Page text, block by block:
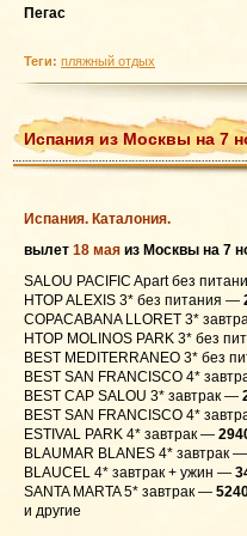
Пегас
Теги: пляжный отдых
Испания из Москвы на 7
Испания. Каталония.
вылет 18 мая из Москвы на 7
SALOU PACIFIC Apart без
HTOP ALEXIS 3* без питания —
COPACABANA LLORET 3*
HTOP MOLINOS PARK 3* без
BEST MEDITERRANEO 3* без
BEST SAN FRANCISCO 4*
BEST CAP SALOU 3* завтрак —
BEST SAN FRANCISCO 4*
ESTIVAL PARK 4* завтрак —
BLAUMAR BLANES 4* завтрак —
BLAUCEL 4* завтрак + ужин —
SANTA MARTA 5* завтрак —
и другие